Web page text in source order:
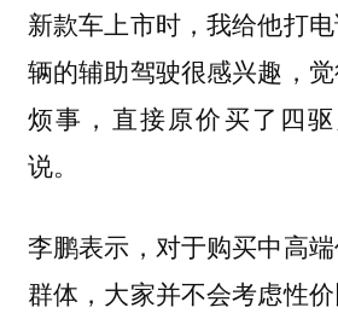
新款车上市时，我给他打
辆的辅助驾驶很感兴趣，
烦事，直接原价买了四
说。
李鹏表示，对于购买中高
群体，大家并不会考虑性